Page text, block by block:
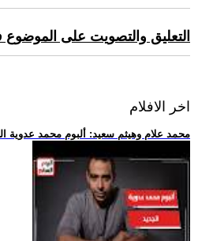
التعليق والتصويت على
اخر الافلام
.. محمد علام وهيثم سعيد: ألبوم محمد عدوية